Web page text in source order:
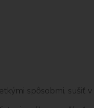
spôsobmi, sušiť